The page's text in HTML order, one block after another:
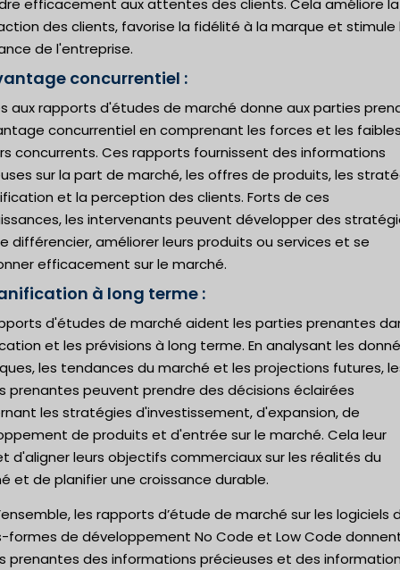
des clients, favorise la fidélité à la marque et stimule
de l'entreprise.
concurrentiel :
aux rapports d'études de marché donne aux parties
concurrentiel en comprenant les forces et les
concurrents. Ces rapports fournissent des informations
sur la part de marché, les offres de produits, les
et la perception des clients. Forts de ces
les intervenants peuvent développer des
différencier, améliorer leurs produits ou services et se
efficacement sur le marché.
à long terme :
d'études de marché aident les parties prenantes
et les prévisions à long terme. En analysant les
les tendances du marché et les projections futures,
prenantes peuvent prendre des décisions éclairées
les stratégies d'investissement, d'expansion, de
de produits et d'entrée sur le marché. Cela leur
d'aligner leurs objectifs commerciaux sur les réalités du
et de planifier une croissance durable.
les rapports d’étude de marché sur les logiciels
formes de développement No Code et Low Code
prenantes des informations précieuses et des